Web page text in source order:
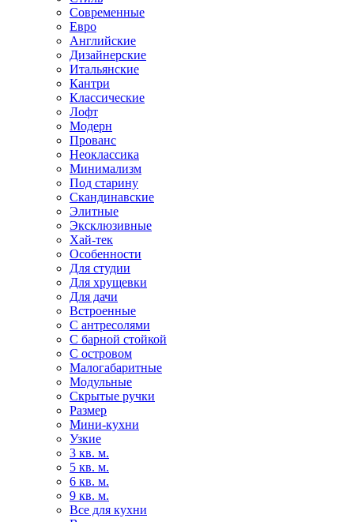
Современные
Евро
Английские
Дизайнерские
Итальянские
Кантри
Классические
Лофт
Модерн
Прованс
Неоклассика
Минимализм
Под старину
Скандинавские
Элитные
Эксклюзивные
Хай-тек
Особенности
Для студии
Для хрущевки
Для дачи
Встроенные
С антресолями
С барной стойкой
С островом
Малогабаритные
Модульные
Скрытые ручки
Размер
Мини-кухни
Узкие
3 кв. м.
5 кв. м.
6 кв. м.
9 кв. м.
Все для кухни